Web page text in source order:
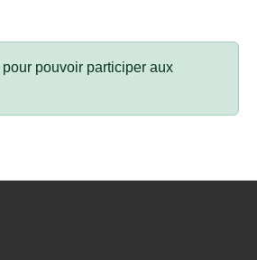
pour pouvoir participer aux